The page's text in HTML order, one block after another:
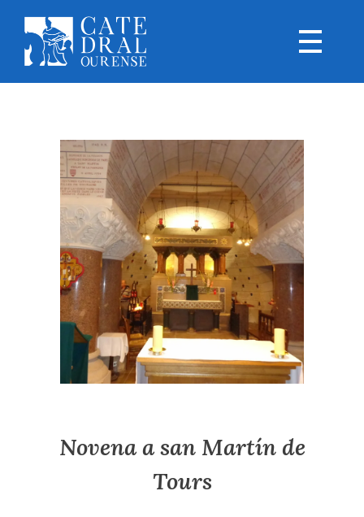
Novena a san Martín de
Tours